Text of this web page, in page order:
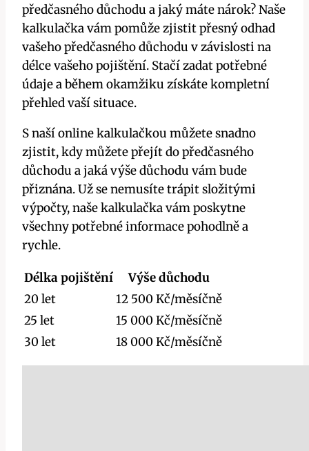
předčasného důchodu a jaký máte nárok? Naše
kalkulačka vám pomůže zjistit přesný odhad
vašeho předčasného důchodu v závislosti na
délce vašeho pojištění. Stačí zadat potřebné
údaje a během okamžiku získáte kompletní
přehled vaší situace.
S naší online kalkulačkou můžete snadno
zjistit, kdy můžete přejít do předčasného
důchodu a jaká výše důchodu vám bude
přiznána. Už se nemusíte trápit složitými
výpočty, naše kalkulačka vám poskytne
všechny potřebné informace pohodlně a
rychle.
Délka pojištění
Výše důchodu
20 let
12 500 Kč/měsíčně
25 let
15 000 Kč/měsíčně
30 let
18 000 Kč/měsíčně